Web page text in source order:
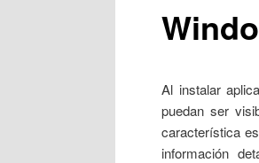
Al instalar
puedan ser
característica
información